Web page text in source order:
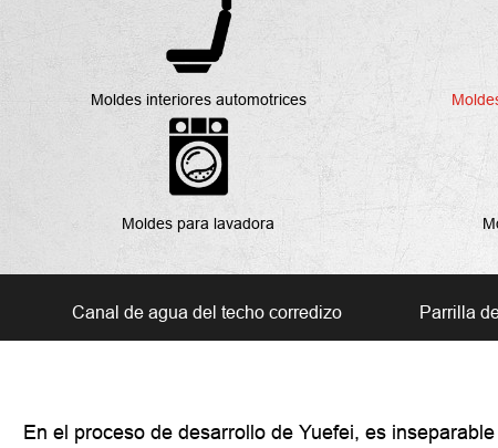
Moldes interiores automotrices
Moldes para lavadora
Canal de agua del techo corredizo Parrilla
En el proceso de desarrollo de Yuefei, es